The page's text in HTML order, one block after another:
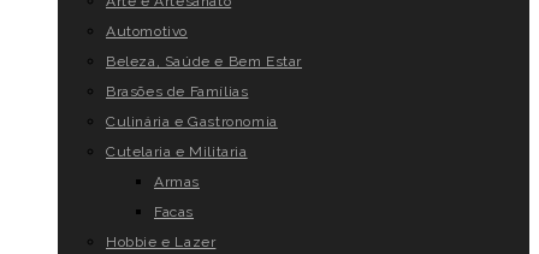
Automotivo
Beleza, Saúde e Bem Estar
Brasões de Famílias
Culinária e Gastronomia
Cutelaria e Militaria
Armas
Facas
Hobbie e Lazer